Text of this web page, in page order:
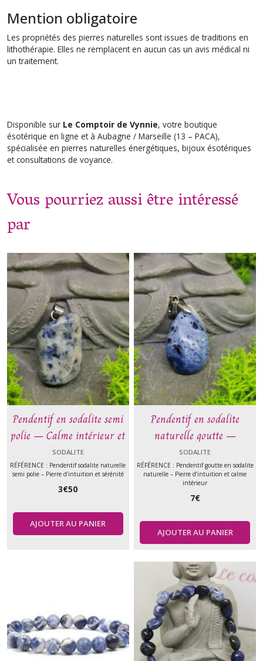
Mention obligatoire
Les propriétés des pierres naturelles sont issues de traditions en
lithothérapie. Elles ne remplacent en aucun cas un avis médical ni
un traitement.
Disponible sur Le Comptoir de Vynnie, votre boutique
ésotérique en ligne et à Aubagne / Marseille (13 – PACA),
spécialisée en pierres naturelles énergétiques, bijoux ésotériques
et consultations de voyance.
Vous pourriez aussi être intéressé
par
Pendentif en sodalite semi
polie – Calme intérieur et
intuition – Pierre
naturelle
SODALITE
RÉFÉRENCE : Pendentif sodalite naturelle
semi polie – Pierre d’intuition et sérénité
3€50
AJOUTER AU PANIER
Pendentif en sodalite
naturelle goutte –
Intuition et sérénité –
Pierre naturelle
SODALITE
RÉFÉRENCE : Pendentif goutte en sodalite
naturelle – Pierre d’intuition et calme
intérieur
7€
AJOUTER AU PANIER